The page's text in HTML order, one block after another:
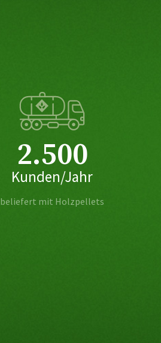
2.500
Kunden/Jahr
beliefert mit Holzpellets